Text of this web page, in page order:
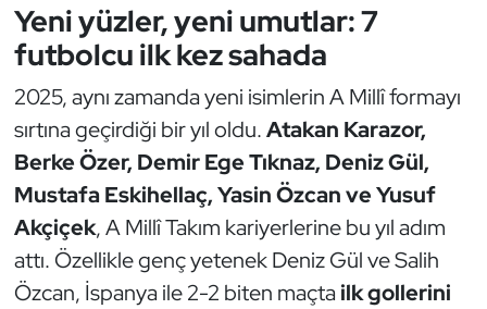
Yeni yüzler, yeni umutlar: 7
futbolcu ilk kez sahada
2025, aynı zamanda yeni isimlerin A Millî formayı
sırtına geçirdiği bir yıl oldu.Atakan Karazor,
Berke Özer, Demir Ege Tıknaz, Deniz Gül,
Mustafa Eskihellaç, Yasin Özcan ve Yusuf
Akçiçek, A Millî Takım kariyerlerine bu yıl adım
attı. Özellikle genç yetenek Deniz Gül ve Salih
Özcan, İspanya ile 2-2 biten maçta ilk gollerini